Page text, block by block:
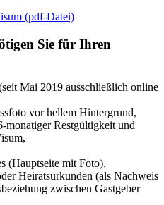
(pdf-Datei)
Sie für Ihren
Mai 2019 ausschließlich online
vor hellem Hintergrund,
monatiger Restgültigkeit und
(Hauptseite mit Foto),
Heiratsurkunden (als Nachweis
zwischen Gastgeber